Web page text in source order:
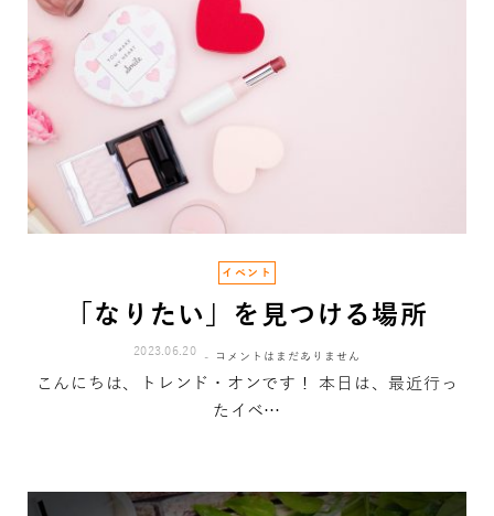
イベント
「なりたい」を見つける場所
2023.06.20 コメントはまだありません
こんにちは、トレンド・オンです！ 本日は、最近行っ
たイベ…